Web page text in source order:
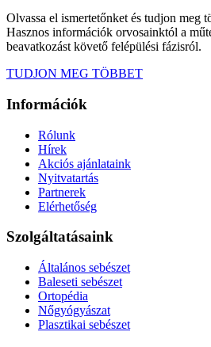
Olvassa el ismertetőnket és tudjon meg
Hasznos információk orvosainktól a
beavatkozást követő felépülési fázisról.
TUDJON MEG TÖBBET
Információk
Rólunk
Hírek
Akciós ajánlataink
Nyitvatartás
Partnerek
Elérhetőség
Szolgáltatásaink
Általános sebészet
Baleseti sebészet
Ortopédia
Nőgyógyászat
Plasztikai sebészet